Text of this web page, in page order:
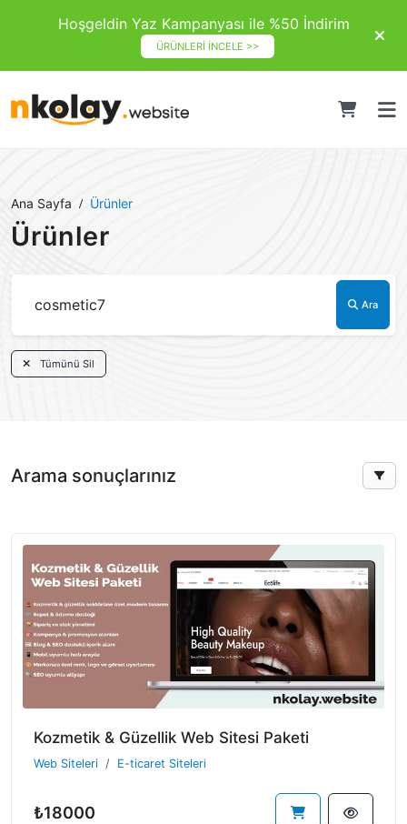
Hoşgeldin Yaz Kampanyası ile %50 İndirim
ÜRÜNLERİ İNCELE >>
Ana Sayfa Ürünler
Ürünler
Ara
Tümünü Sil
Arama sonuçlarınız
Kozmetik & Güzellik Web Sitesi Paketi
Web Siteleri E-ticaret Siteleri
₺18000